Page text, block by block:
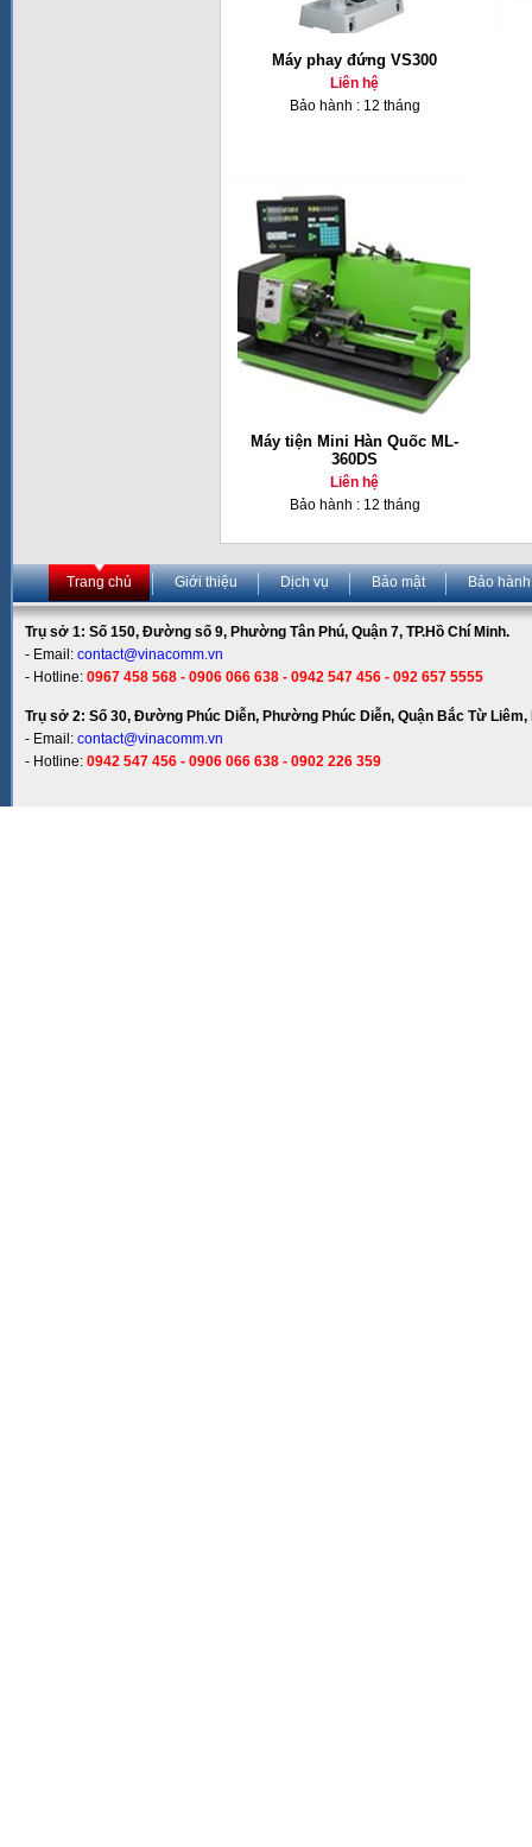
Máy phay đứng VS300
Liên hệ
Bảo hành : 12 tháng
Máy tiện Mini Hàn Quốc ML-
360DS
Liên hệ
Bảo hành : 12 tháng
Trang chủ Giới thiệu Dịch vụ Bảo mật Bảo hành
Trụ sở 1: Số 150, Đường số 9, Phường Tân Phú, Quận 7, TP.Hồ Chí Minh.
- Email: contact@vinacomm.vn
- Hotline: 0967 458 568 - 0906 066 638 - 0942 547 456 - 092 657 5555
Trụ sở 2: Số 30, Đường Phúc Diễn, Phường Phúc Diễn, Quận Bắc Từ Liêm,
- Email: contact@vinacomm.vn
- Hotline: 0942 547 456 - 0906 066 638 - 0902 226 359